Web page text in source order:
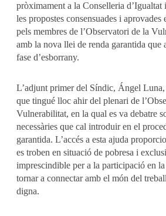
pròximament a la Conselleria
les propostes consensuades i aprovades
pels membres de l’Observatori de la
amb la nova llei de renda garantida que
fase d’esborrany.
L’adjunt primer del Síndic, Ángel
que tingué lloc ahir del plenari de
Vulnerabilitat, en la qual es va debatre
necessàries que cal introduir en el
garantida. L’accés a esta ajuda
es troben en situació de pobresa i
imprescindible per a la participació en
tornar a connectar amb el món del
digna.